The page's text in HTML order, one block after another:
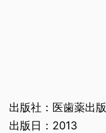
出版社：医歯薬出版
出版日：2013